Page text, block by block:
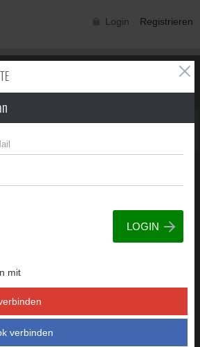
Login Registrieren
RECHTE
erforderliche Berechtigung, um diese
mit
verbinden